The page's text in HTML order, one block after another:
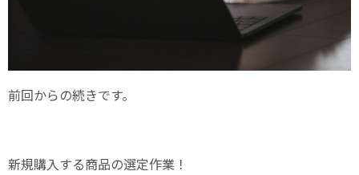
前回からの続きです。
新規購入する商品の選定作業！